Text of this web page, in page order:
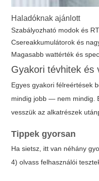
Haladóknak ajánlott
Szabályozható modok és
Csereakkumulátorok és
Magasabb wattérték és
Gyakori tévhitek és
Egyes gyakori félreértések
mindig jobb — nem mindig.
vesszük az alkatrészek
Tippek gyorsan
Ha sietsz, itt van néhány
4) olvass felhasználói